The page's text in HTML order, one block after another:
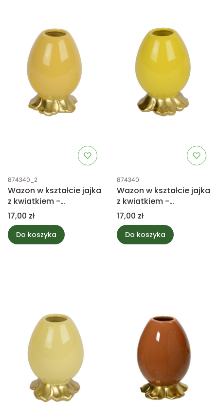
Kod produktu
874340_2
Wazon w kształcie jajka
z kwiatkiem -
bananowy żółty 8,5cm
Cena
17,00 zł
Do koszyka
Kod produktu
874340
Wazon w kształcie jajka
z kwiatkiem -
intensywnie żółty
8,5cm
Cena
17,00 zł
Do koszyka